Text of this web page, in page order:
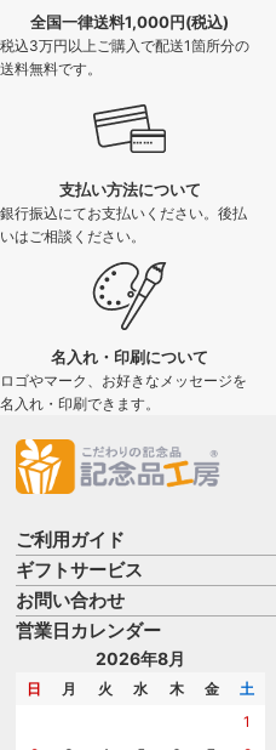
全国一律送料1,000円(税込)
税込3万円以上ご購入で配送1箇所分の
送料無料です。
支払い方法について
銀行振込にてお支払いください。後払
いはご相談ください。
名入れ・印刷について
ロゴやマーク、お好きなメッセージを
名入れ・印刷できます。
ご利用ガイド
お買い物ガイド
よくある質問
はじめての記念品選び
記念品工房の使い方
ギフトサービス
名入れについて
のし
メッセージカード
お問い合わせ
商品選びを相談する
名入れについて相談する
カタログを請求する
営業日カレンダー
2026年8月
日 月 火 水 木 金
土
1